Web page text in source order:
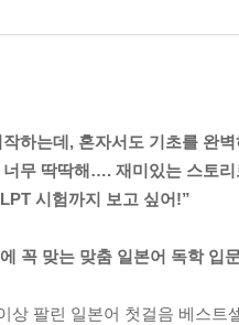
하는데, 혼자서도 기초를 완
너무 딱딱해…. 재미있는 스토
시험까지 보고 싶어!”
꼭 맞는 맞춤 일본어 독학 입
상 팔린 일본어 첫걸음 베스